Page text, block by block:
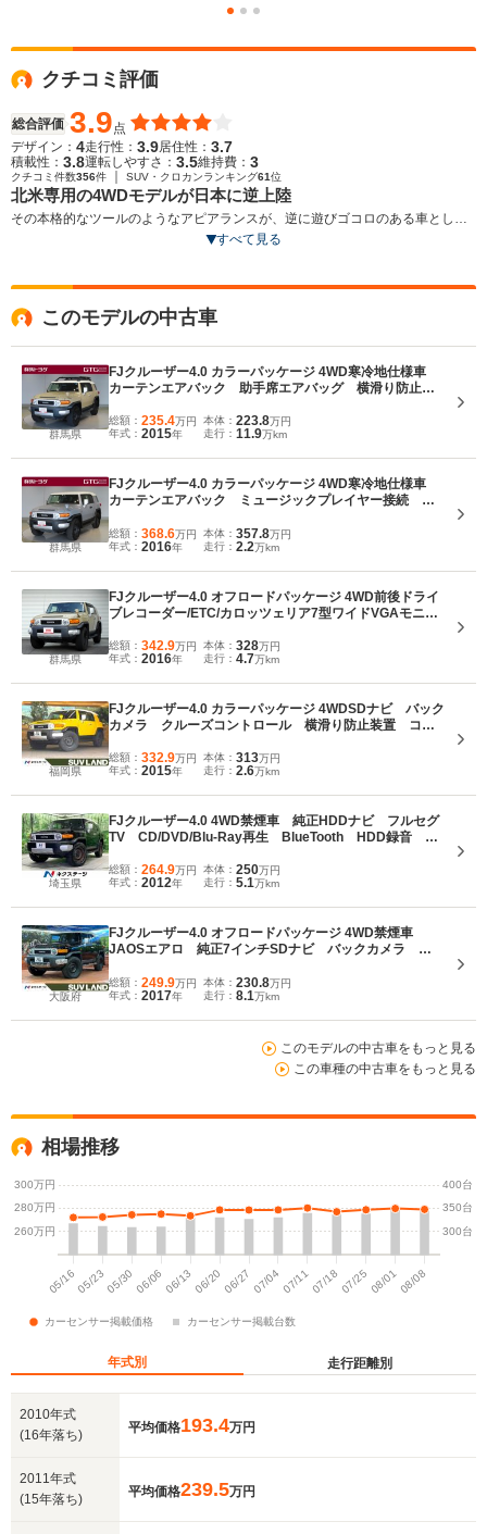
クチコミ評価
総合評価 3.9点
デザイン： 4走行性： 3.9居住性： 3.7
積載性： 3.8運転しやすさ： 3.5維持費： 3
クチコミ件数356件 SUV・クロカンランキング61位
北米専用の4WDモデルが日本に逆上陸
その本格的なツールのようなアピアランスが、逆に遊びゴコロのある車として
北米で人気を呼んだクロスカントリーモデルが、国内にも投入された。ショー
ように、大型のものが採用された。さらに先進のスリップ制御技術であるアク
ティブトラクションコントロールや、相互連携ショックアブソーバーシステム
のX-リアスなどもオプションで用意される。パワートレインは、全モデルが4L
のV6DOHC＋5速ATの組み合わせとなる。(2010.11)
すべて見る
このモデルの中古車
群馬県
FJクルーザー4.0 カラーパッケージ 4WD寒冷地仕様車
カーテンエアバック 助手席エアバッグ 横滑り防止
ンドウ ABS エアコン 4WD ETC車載器 パワース
テアリング エアバッグ
総額： 235.4万円
年式： 2015年
本体： 223.8万円
走行： 11.9万km
群馬県
FJクルーザー4.0 カラーパッケージ 4WD寒冷地仕様車
カーテンエアバック ミュージックプレイヤー接続 助
簿 DVD再生 メモリーナビ パワーウィンドウ
ABS エアコン 4WD
総額： 368.6万円
年式： 2016年
本体： 357.8万円
走行： 2.2万km
群馬県
FJクルーザー4.0 オフロードパッケージ 4WD前後ドライ
ブレコーダー/ETC/カロッツェリア7型ワイドVGAモニタ
ールシステム/A-TRAC/リヤデフロック/オートクルーズ/
フォグライト/パークセンサー/キーレス
総額： 342.9万円
年式： 2016年
本体： 328万円
走行： 4.7万km
福岡県
FJクルーザー4.0 カラーパッケージ 4WDSDナビ バック
カメラ クルーズコントロール 横滑り防止装置 コー
2トーンカラー
総額： 332.9万円
年式： 2015年
本体： 313万円
走行： 2.6万km
埼玉県
FJクルーザー4.0 4WD禁煙車 純正HDDナビ フルセグ
TV CD/DVD/Blu-Ray再生 BlueTooth HDD録音 SD
ー リアフォグランプ サイドステップ
総額： 264.9万円
年式： 2012年
本体： 250万円
走行： 5.1万km
大阪府
FJクルーザー4.0 オフロードパッケージ 4WD禁煙車
JAOSエアロ 純正7インチSDナビ バックカメラ
グ CD DVD ETC
総額： 249.9万円
年式： 2017年
本体： 230.8万円
走行： 8.1万km
このモデルの中古車をもっと見る
この車種の中古車をもっと見る
相場推移
年式別 走行距離別
2010年式
(16年落ち)
平均価格193.4万円
2011年式
(15年落ち)
平均価格239.5万円